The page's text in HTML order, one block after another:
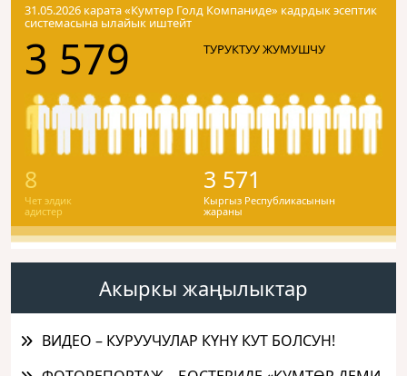
31.05.2026 карата «Кумтɵр Голд Компаниде» кадрдык эсептик
системасына ылайык иштейт
3 579 ТУРУКТУУ ЖУМУШЧУ
8
Чет элдик
адистер
3 571
Кыргыз Республикасынын
жараны
Акыркы жаңылыктар
ВИДЕО – КУРУУЧУЛАР КҮНҮ КУТ БОЛСУН!